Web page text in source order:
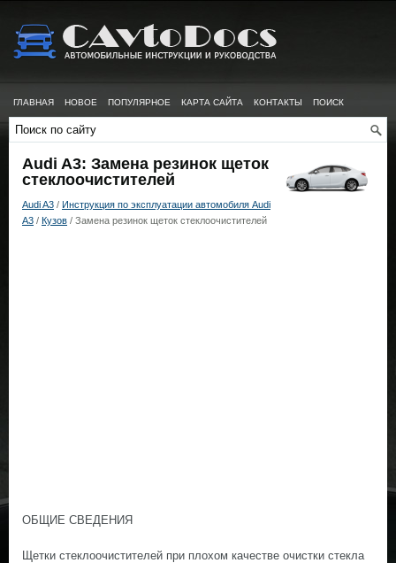
ГЛАВНАЯ НОВОЕ ПОПУЛЯРНОЕ КАРТА САЙТА КОНТАКТЫ ПОИСК
Audi A3: Замена резинок щеток
стеклоочистителей
Audi A3 / Инструкция по эксплуатации автомобиля Audi
A3 / Кузов / Замена резинок щеток стеклоочистителей
ОБЩИЕ СВЕДЕНИЯ
Щетки стеклоочистителей при плохом качестве очистки стекла